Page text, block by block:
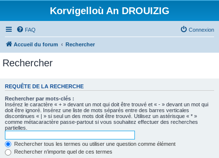
Korvigelloù An DROUIZIG
FAQ Connexion
Accueil du forum Rechercher
Rechercher
REQUÊTE DE LA RECHERCHE
Rechercher par mots-clés :
Insérez le caractère « + » devant un mot qui doit être trouvé et « - » devant un mot qui
doit être ignoré. Insérez une liste de mots séparés entre des barres verticales
discontinues « | » si seul un des mots doit être trouvé. Utilisez un astérisque « * »
comme métacaractère passe-partout si vous souhaitez effectuer des recherches
partielles.
Rechercher tous les termes ou utiliser une question comme élément
Rechercher n’importe quel de ces termes